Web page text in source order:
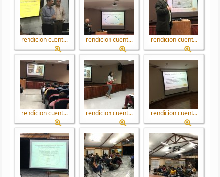
rendicion cuent... rendicion cuent... rendicion cuent...
rendicion cuent... rendicion cuent... rendicion cuent...